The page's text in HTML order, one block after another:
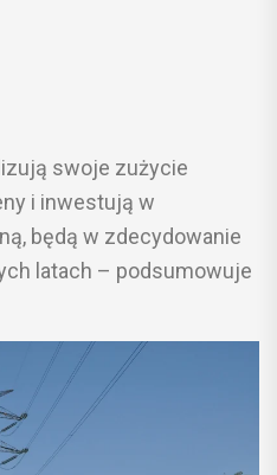
swoje zużycie
i inwestują w
będą w zdecydowanie
latach – podsumowuje